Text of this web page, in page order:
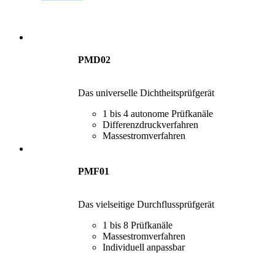
PMD02
Das universelle Dichtheitsprüfgerät
1 bis 4 autonome Prüfkanäle
Differenzdruckverfahren
Massestromverfahren
PMF01
Das vielseitige Durchflussprüfgerät
1 bis 8 Prüfkanäle
Massestromverfahren
Individuell anpassbar